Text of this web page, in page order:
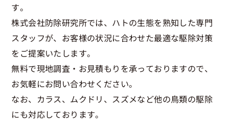
す。
株式会社防除研究所では、ハトの生態を熟知した専門
スタッフが、お客様の状況に合わせた最適な駆除対策
をご提案いたします。
無料で現地調査・お見積もりを承っておりますので、
お気軽にお問い合わせください。
なお、カラス、ムクドリ、スズメなど他の鳥類の駆除
にも対応しております。